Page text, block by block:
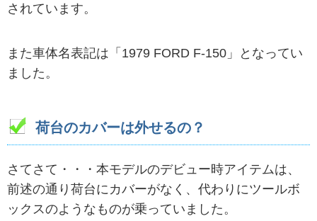
されています。
また車体名表記は「1979 FORD F-150」となってい
ました。
荷台のカバーは外せるの？
さてさて・・・本モデルのデビュー時アイテムは、
前述の通り荷台にカバーがなく、代わりにツールボ
ックスのようなものが乗っていました。